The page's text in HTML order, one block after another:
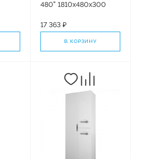
480" 1810х480х300
17 363 ₽
В КОРЗИНУ